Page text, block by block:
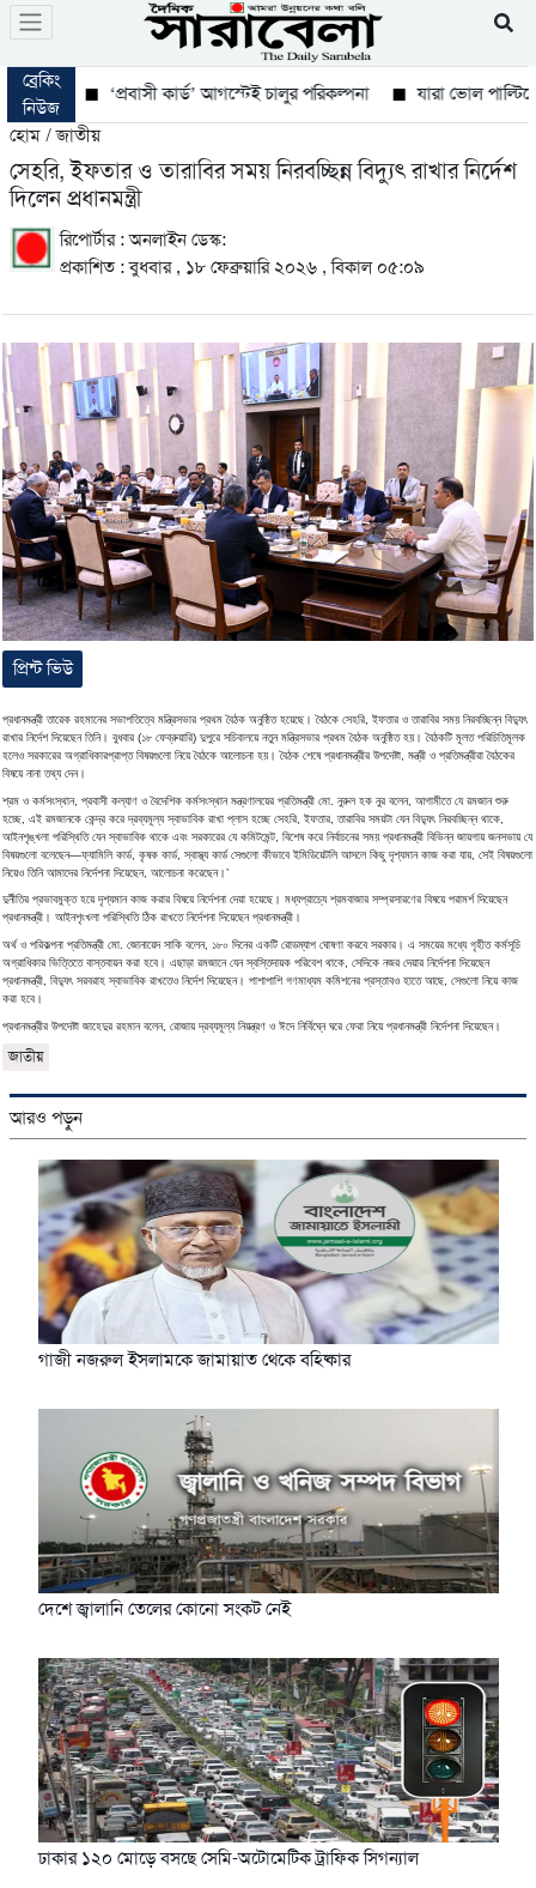
ব্রেকিং
নিউজ
‘প্রবাসী কার্ড’ আগস্টেই চালুর পরিকল্পনা
যারা ভোল পাল্টিয়েছে
হোম / জাতীয়
সেহরি, ইফতার ও তারাবির সময় নিরবচ্ছিন্ন বিদ্যুৎ রাখার নির্দেশ
দিলেন প্রধানমন্ত্রী
রিপোর্টার : অনলাইন ডেস্ক:
প্রকাশিত : বুধবার , ১৮ ফেব্রুয়ারি ২০২৬ , বিকাল ০৫:০৯
প্রিন্ট ভিউ
প্রধানমন্ত্রী তারেক রহমানের সভাপতিত্বে মন্ত্রিসভার প্রথম বৈঠক অনুষ্ঠিত হয়েছে। বৈঠকে সেহরি, ইফতার ও তারাবির সময় নিরবচ্ছিন্ন বিদ্যুৎ
রাখার নির্দেশ দিয়েছেন তিনি। বুধবার (১৮ ফেব্রুয়ারি) দুপুরে সচিবালয়ে নতুন মন্ত্রিসভার প্রথম বৈঠক অনুষ্ঠিত হয়। বৈঠকটি মূলত পরিচিতিমূলক
হলেও সরকারের অগ্রাধিকারপ্রাপ্ত বিষয়গুলো নিয়ে বৈঠকে আলোচনা হয়। বৈঠক শেষে প্রধানমন্ত্রীর উপদেষ্টা, মন্ত্রী ও প্রতিমন্ত্রীরা বৈঠকের
বিষয়ে নানা তথ্য দেন।
শ্রম ও কর্মসংস্থান, প্রবাসী কল্যাণ ও বৈদেশিক কর্মসংস্থান মন্ত্রণালয়ের প্রতিমন্ত্রী মো. নুরুল হক নুর বলেন, আগামীতে যে রমজান শুরু
হচ্ছে, এই রমজানকে কেন্দ্র করে দ্রব্যমূল্য স্বাভাবিক রাখা প্লাস হচ্ছে সেহরি, ইফতার, তারাবির সময়টা যেন বিদ্যুৎ নিরবচ্ছিন্ন থাকে,
আইনশৃঙ্খলা পরিস্থিতি যেন স্বাভাবিক থাকে এবং সরকারের যে কমিটমেন্ট, বিশেষ করে নির্বাচনের সময় প্রধানমন্ত্রী বিভিন্ন জায়গায় জনসভায় যে
বিষয়গুলো বলেছেন—ফ্যামিলি কার্ড, কৃষক কার্ড, স্বাস্থ্য কার্ড সেগুলো কীভাবে ইমিডিয়েটলি আসলে কিছু দৃশ্যমান কাজ করা যায়, সেই বিষয়গুলো
নিয়েও তিনি আমাদের নির্দেশনা দিয়েছেন, আলোচনা করেছেন।’
দুর্নীতির প্রভাবমুক্ত হয়ে দৃশ্যমান কাজ করার বিষয়ে নির্দেশনা দেয়া হয়েছে। মধ্যপ্রাচ্যে শ্রমবাজার সম্প্রসারণের বিষয়ে পরামর্শ দিয়েছেন
প্রধানমন্ত্রী। আইনশৃংখলা পরিস্থিতি ঠিক রাখতে নির্দেশনা দিয়েছেন প্রধানমন্ত্রী।
অর্থ ও পরিকল্পনা প্রতিমন্ত্রী মো. জোনায়েদ সাকি বলেন, ১৮০ দিনের একটি রোডম্যাপ ঘোষণা করবে সরকার। এ সময়ের মধ্যে গৃহীত কর্মসূচি
অগ্রাধিকার ভিত্তিতে বাস্তবায়ন করা হবে। এছাড়া রমজানে যেন স্বস্তিদায়ক পরিবেশ থাকে, সেদিকে নজর দেয়ার নির্দেশনা দিয়েছেন
প্রধানমন্ত্রী, বিদ্যুৎ সরবরাহ স্বাভাবিক রাখতেও নির্দেশ দিয়েছেন। পাশাপাশি গণমাধ্যম কমিশনের প্রস্তাবও হাতে আছে, সেগুলো নিয়ে কাজ
করা হবে।
প্রধানমন্ত্রীর উপদেষ্টা জাহেদুর রহমান বলেন, রোজায় দ্রব্যমূল্য নিয়ন্ত্রণ ও ঈদে নির্বিঘ্নে ঘরে ফেরা নিয়ে প্রধানমন্ত্রী নির্দেশনা দিয়েছেন।
জাতীয়
আরও পড়ুন
গাজী নজরুল ইসলামকে জামায়াত থেকে বহিষ্কার
দেশে জ্বালানি তেলের কোনো সংকট নেই
ঢাকার ১২০ মোড়ে বসছে সেমি-অটোমেটিক ট্রাফিক সিগন্যাল